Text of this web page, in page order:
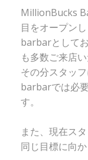
MillionBucks
目をオープンし
barbarとして
も多数ご来店
その分スタッ
barbarでは必
す。
また、現在ス
同じ目標に向